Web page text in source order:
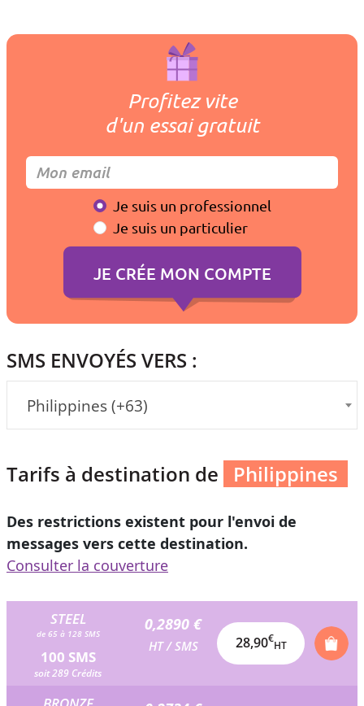
SMS ENVOYÉS VERS :
Philippines (+63)
Profitez vite
d'un essai gratuit
Je suis un professionnel
Je suis un particulier
Tarifs à destination de Philippines
Des restrictions existent pour l'envoi de
messages vers cette destination.
Consulter la couverture
STEEL
de 65 à 128 SMS
100 SMS
soit 289 Crédits
0,2890 €
HT / SMS 28,90€
HT